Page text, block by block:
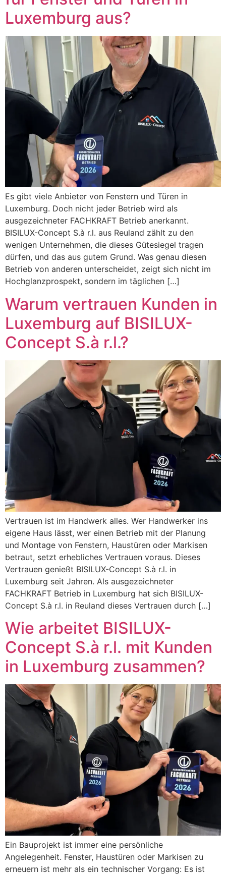
Luxemburg aus?
Es gibt viele Anbieter von Fenstern und Türen in
Luxemburg. Doch nicht jeder Betrieb wird als
ausgezeichneter FACHKRAFT Betrieb anerkannt.
BISILUX-Concept S.à r.l. aus Reuland zählt zu den
wenigen Unternehmen, die dieses Gütesiegel tragen
dürfen, und das aus gutem Grund. Was genau diesen
Betrieb von anderen unterscheidet, zeigt sich nicht im
Hochglanzprospekt, sondern im täglichen […]
Warum vertrauen Kunden in
Luxemburg auf BISILUX-
Concept S.à r.l.?
Vertrauen ist im Handwerk alles. Wer Handwerker ins
eigene Haus lässt, wer einen Betrieb mit der Planung
und Montage von Fenstern, Haustüren oder Markisen
betraut, setzt erhebliches Vertrauen voraus. Dieses
Vertrauen genießt BISILUX-Concept S.à r.l. in
Luxemburg seit Jahren. Als ausgezeichneter
FACHKRAFT Betrieb in Luxemburg hat sich BISILUX-
Concept S.à r.l. in Reuland dieses Vertrauen durch […]
Wie arbeitet BISILUX-
Concept S.à r.l. mit Kunden
in Luxemburg zusammen?
Ein Bauprojekt ist immer eine persönliche
Angelegenheit. Fenster, Haustüren oder Markisen zu
erneuern ist mehr als ein technischer Vorgang: Es ist